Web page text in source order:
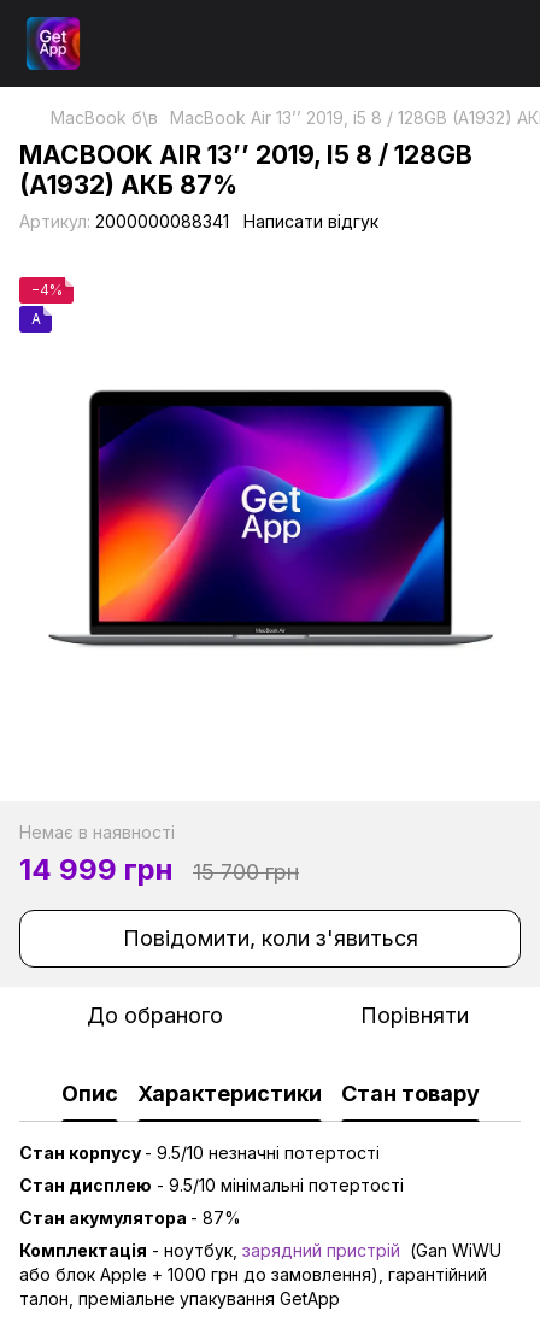
MacBook б\в MacBook Air 13’’ 2019, i5 8 / 128GB (A1932)
MACBOOK AIR 13’’ 2019, I5 8 / 128GB
(A1932) АКБ 87%
Артикул: 2000000088341 Написати відгук
−4%
A
Немає в наявності
14 999 грн 15 700 грн
Повідомити, коли з'явиться
До обраного Порівняти
Опис Характеристики Стан товару
Стан корпусу - 9.5/10 незначні потертості
Стан дисплею - 9.5/10 мінімальні потертості
Стан акумулятора - 87%
Комплектація - ноутбук, зарядний пристрій (Gan WiWU
або блок Apple + 1000 грн до замовлення), гарантійний
талон, преміальне упакування GetApp